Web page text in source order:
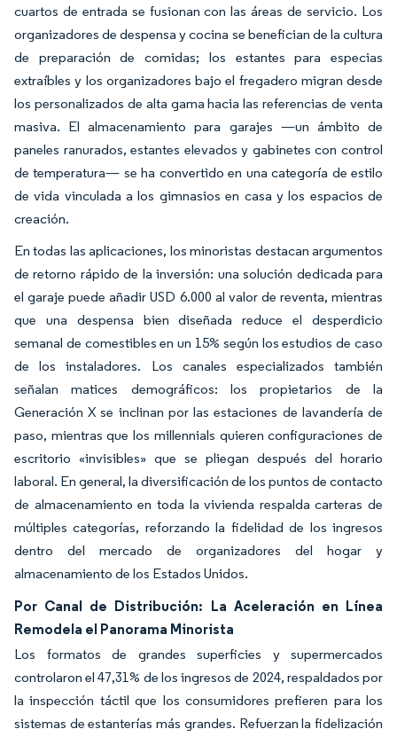
cuartos de entrada se fusionan con las áreas de servicio. Los
organizadores de despensa y cocina se benefician de la cultura
de preparación de comidas; los estantes para especias
extraíbles y los organizadores bajo el fregadero migran desde
los personalizados de alta gama hacia las referencias de venta
masiva. El almacenamiento para garajes —un ámbito de
paneles ranurados, estantes elevados y gabinetes con control
de temperatura— se ha convertido en una categoría de estilo
de vida vinculada a los gimnasios en casa y los espacios de
creación.
En todas las aplicaciones, los minoristas destacan argumentos
de retorno rápido de la inversión: una solución dedicada para
el garaje puede añadir USD 6.000 al valor de reventa, mientras
que una despensa bien diseñada reduce el desperdicio
semanal de comestibles en un 15% según los estudios de caso
de los instaladores. Los canales especializados también
señalan matices demográficos: los propietarios de la
Generación X se inclinan por las estaciones de lavandería de
paso, mientras que los millennials quieren configuraciones de
escritorio «invisibles» que se pliegan después del horario
laboral. En general, la diversificación de los puntos de contacto
de almacenamiento en toda la vivienda respalda carteras de
múltiples categorías, reforzando la fidelidad de los ingresos
dentro del mercado de organizadores del hogar y
almacenamiento de los Estados Unidos.
Por Canal de Distribución: La Aceleración en Línea
Remodela el Panorama Minorista
Los formatos de grandes superficies y supermercados
controlaron el 47,31% de los ingresos de 2024, respaldados por
la inspección táctil que los consumidores prefieren para los
sistemas de estanterías más grandes. Refuerzan la fidelización